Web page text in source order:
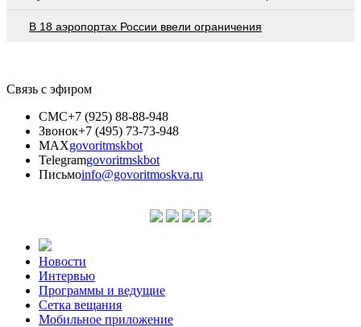
В 18 аэропортах России ввели ограничения
Связь с эфиром
СМС+7 (925) 88-88-948
Звонок+7 (495) 73-73-948
MAXgovoritmskbot
Telegramgovoritmskbot
Письмоinfo@govoritmoskva.ru
Новости
Интервью
Программы и ведущие
Сетка вещания
Мобильное приложение